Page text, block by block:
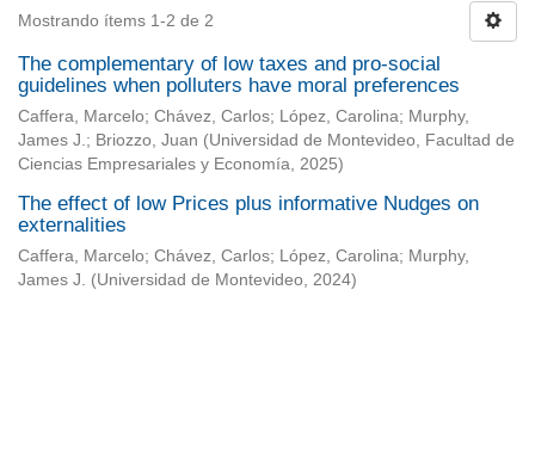
Mostrando ítems 1-2 de 2
The complementary of low taxes and pro-social
guidelines when polluters have moral preferences
Caffera, Marcelo; Chávez, Carlos; López, Carolina; Murphy,
James J.; Briozzo, Juan (Universidad de Montevideo, Facultad de
Ciencias Empresariales y Economía, 2025)
The effect of low Prices plus informative Nudges on
externalities
Caffera, Marcelo; Chávez, Carlos; López, Carolina; Murphy,
James J. (Universidad de Montevideo, 2024)